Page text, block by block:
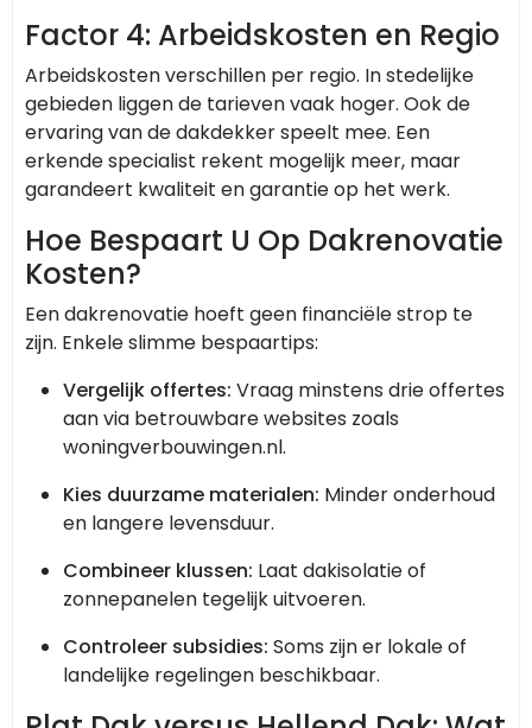
Factor 4: Arbeidskosten en Regio
Arbeidskosten verschillen per regio. In stedelijke
gebieden liggen de tarieven vaak hoger. Ook de
ervaring van de dakdekker speelt mee. Een
erkende specialist rekent mogelijk meer, maar
garandeert kwaliteit en garantie op het werk.
Hoe Bespaart U Op Dakrenovatie
Kosten?
Een dakrenovatie hoeft geen financiële strop te
zijn. Enkele slimme bespaartips:
Vergelijk offertes: Vraag minstens drie offertes
aan via betrouwbare websites zoals
woningverbouwingen.nl.
Kies duurzame materialen: Minder onderhoud
en langere levensduur.
Combineer klussen: Laat dakisolatie of
zonnepanelen tegelijk uitvoeren.
Controleer subsidies: Soms zijn er lokale of
landelijke regelingen beschikbaar.